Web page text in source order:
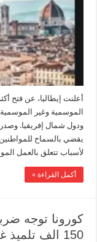
ودول شمال إفريقيا.
يقضي بالسماح للمواطنين
لأسباب تتعلق بالعمل
أكمل القراءة »
كورونا توجه
150 الف تلميذ غادروا إلى القطاع العام